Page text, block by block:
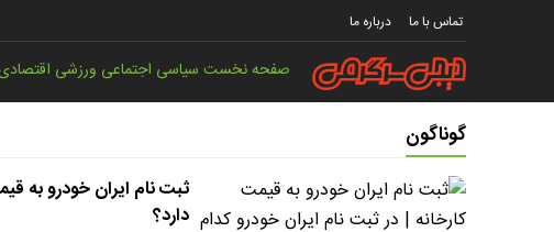
تماس با ما درباره ما
صفحه نخستسیاسی اجتماعی ورزشی
گوناگون
ثبت نام ایران خودرو به
دارد؟